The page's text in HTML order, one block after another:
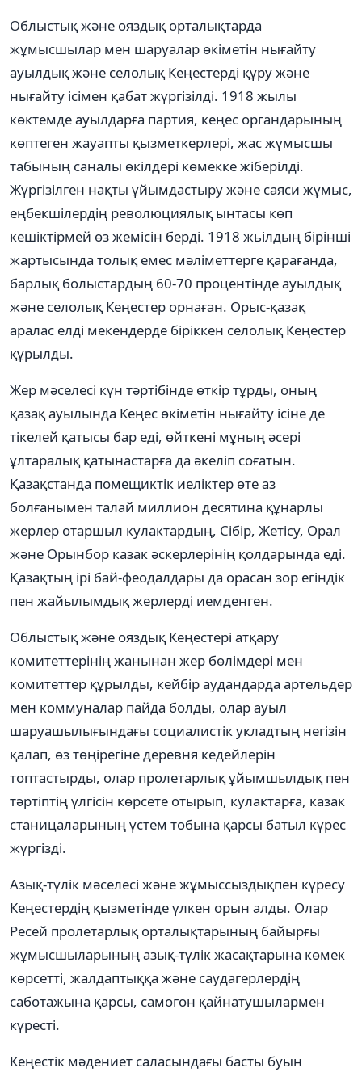
Облыстық және ояздық орталықтарда
жұмысшылар мен шаруалар өкіметін нығайту
ауылдық және селолық Кеңестерді құру және
нығайту ісімен қабат жүргізілді. 1918 жылы
көктемде ауылдарға партия, кеңес органдарының
көптеген жауапты қызметкерлері, жас жүмысшы
табының саналы өкілдері көмекке жіберілді.
Жүргізілген нақты ұйымдастыру және саяси жұмыс,
еңбекшілердің революциялық ынтасы көп
кешіктірмей өз жемісін берді. 1918 жьілдың бірінші
жартысында толық емес мәліметтерге қарағанда,
барлық болыстардың 60-70 процентінде ауылдық
және селолық Кеңестер орнаған. Орыс-қазақ
аралас елді мекендерде біріккен селолық Кеңестер
құрылды.
Жер мәселесі күн тәртібінде өткір тұрды, оның
қазақ ауылында Кеңес өкіметін нығайту ісіне де
тікелей қатысы бар еді, өйткені мұның әсері
ұлтаралық қатынастарға да әкеліп соғатын.
Қазақстанда помещиктік иеліктер өте аз
болғанымен талай миллион десятина құнарлы
жерлер отаршыл кулактардың, Сібір, Жетісу, Орал
және Орынбор казак әскерлерінің қолдарында еді.
Қазақтың ірі бай-феодалдары да орасан зор егіндік
пен жайылымдық жерлерді иемденген.
Облыстық және ояздық Кеңестері атқару
комитеттерінің жанынан жер бөлімдері мен
комитеттер құрылды, кейбір аудандарда артельдер
мен коммуналар пайда болды, олар ауыл
шаруашылығындағы социалистік укладтың негізін
қалап, өз төңірегіне деревня кедейлерін
топтастырды, олар пролетарлық ұйымшылдық пен
тәртіптің үлгісін көрсете отырып, кулактарға, казак
станицаларының үстем тобына қарсы батыл күрес
жүргізді.
Азық-түлік мәселесі және жұмыссыздықпен күресу
Кеңестердің қызметінде үлкен орын алды. Олар
Ресей пролетарлық орталықтарының байырғы
жұмысшыларының азық-түлік жасақтарына көмек
көрсетті, жалдаптыққа және саудагерлердің
саботажына қарсы, самогон қайнатушылармен
күресті.
Кеңестік мәдениет саласындағы басты буын